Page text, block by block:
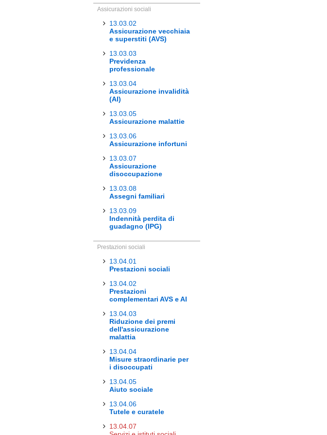
Assicurazioni sociali
13.03.02
Assicurazione vecchiaia
e superstiti (AVS)
13.03.03
Previdenza
professionale
13.03.04
Assicurazione invalidità
(AI)
13.03.05
Assicurazione malattie
13.03.06
Assicurazione infortuni
13.03.07
Assicurazione
disoccupazione
13.03.08
Assegni familiari
13.03.09
Indennità perdita di
guadagno (IPG)
Prestazioni sociali
13.04.01
Prestazioni sociali
13.04.02
Prestazioni
complementari AVS e AI
13.04.03
Riduzione dei premi
dell'assicurazione
malattia
13.04.04
Misure straordinarie per
i disoccupati
13.04.05
Aiuto sociale
13.04.06
Tutele e curatele
13.04.07